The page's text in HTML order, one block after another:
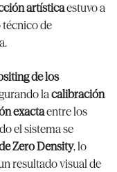
artísticaestuvo a
técnico de
de los
lacalibración
exactaentre los
el sistema se
Zero Density, lo
resultado visual de